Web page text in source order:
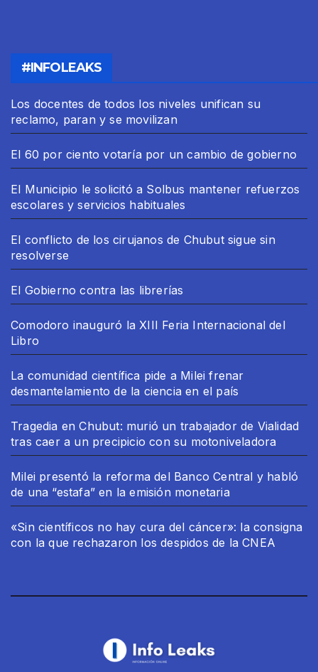
#INFOLEAKS
Los docentes de todos los niveles unifican su
reclamo, paran y se movilizan
El 60 por ciento votaría por un cambio de gobierno
El Municipio le solicitó a Solbus mantener refuerzos
escolares y servicios habituales
El conflicto de los cirujanos de Chubut sigue sin
resolverse
El Gobierno contra las librerías
Comodoro inauguró la XIII Feria Internacional del
Libro
La comunidad científica pide a Milei frenar
desmantelamiento de la ciencia en el país
Tragedia en Chubut: murió un trabajador de Vialidad
tras caer a un precipicio con su motoniveladora
Milei presentó la reforma del Banco Central y habló
de una “estafa” en la emisión monetaria
«Sin científicos no hay cura del cáncer»: la consigna
con la que rechazaron los despidos de la CNEA